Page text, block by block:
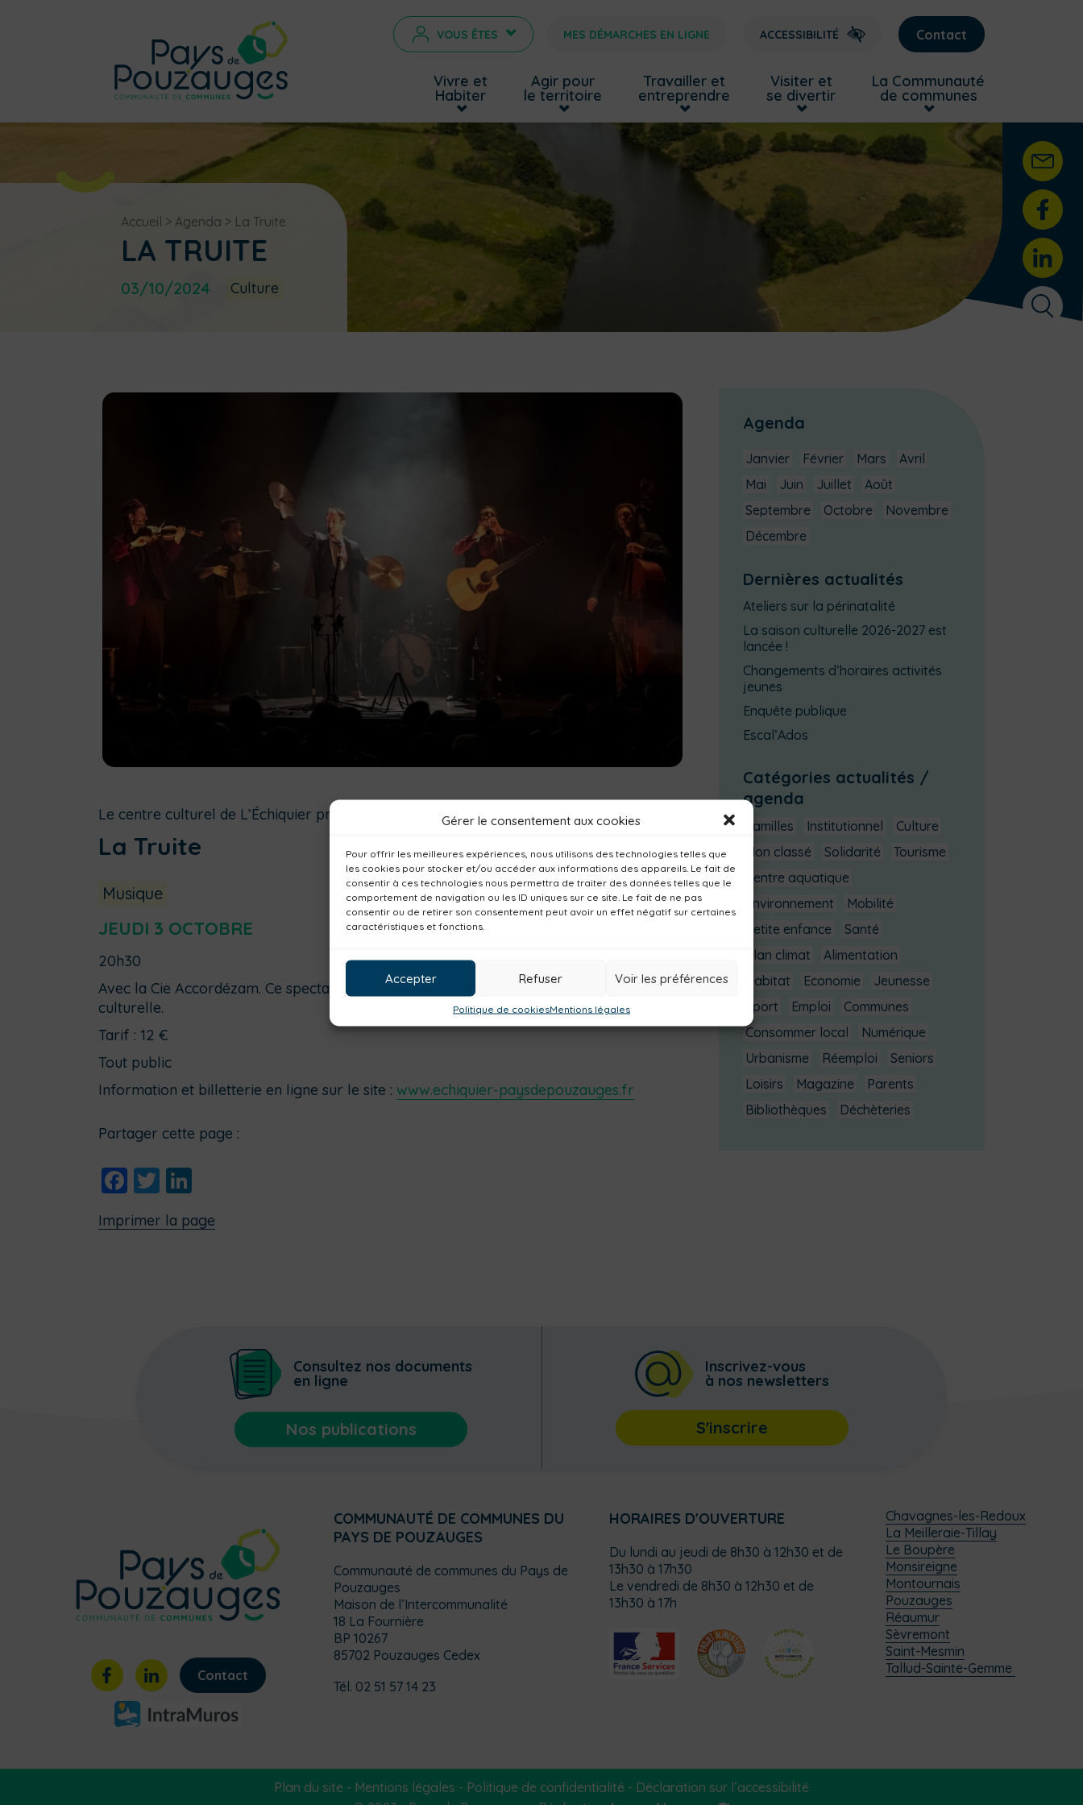
Gérer le consentement aux cookies
Pour offrir les meilleures expériences, nous utilisons des technologies telles que
les cookies pour stocker et/ou accéder aux informations des appareils. Le fait de
consentir à ces technologies nous permettra de traiter des données telles que le
comportement de navigation ou les ID uniques sur ce site. Le fait de ne pas
consentir ou de retirer son consentement peut avoir un effet négatif sur certaines
caractéristiques et fonctions.
Accepter Refuser Voir les préférences
Politique de cookiesMentions légales
VOUS ÊTES > MES DÉMARCHES EN LIGNE ACCESSIBILITÉ Contact
Vivre et
Habiter
Agir pour
le territoire
Travailler et
entreprendre
Visiter et
se divertir
La Communauté
de communes
Accueil > Agenda > La Truite
LA TRUITE
03/10/2024 Culture
Le centre culturel de L’Échiquier présente :
La Truite
Musique
JEUDI 3 OCTOBRE
20h30
Avec la Cie Accordézam. Ce spectacle sera précédé de la présentation de la saison
culturelle.
Tarif : 12 €
Tout public
Information et billetterie en ligne sur le site : www.echiquier-paysdepouzauges.fr
Partager cette page :
Facebook
Twitter
Imprimer la page
Agenda
Janvier Février Mars
Avril
Mai
Juin Juillet
Août
Septembre
Octobre
Novembre
Décembre
Dernières actualités
Ateliers sur la périnatalité
La saison culturelle 2026-2027 est
lancée !
Changements d’horaires activités
jeunes
Enquête publique
Escal’Ados
Catégories actualités /
agenda
Familles Institutionnel
Culture
Non classé
Solidarité
Tourisme
Centre aquatique
Environnement
Mobilité
Petite enfance
Santé
Plan climat
Alimentation
Habitat
Economie
Jeunesse
Sport
Emploi
Communes
Consommer local
Numérique
Urbanisme
Réemploi
Seniors
Loisirs
Magazine
Parents
Bibliothèques
Déchèteries
Consultez nos documents
en ligne
Nos publications
Inscrivez-vous
à nos newsletters
S'inscrire
Contact
COMMUNAUTÉ DE COMMUNES DU
PAYS DE POUZAUGES
Communauté de communes du Pays de
Pouzauges
Maison de l’Intercommunalité
18 La Fournière
BP 10267
85702 Pouzauges Cedex
Tél. 02 51 57 14 23
HORAIRES D'OUVERTURE
Du lundi au jeudi de 8h30 à 12h30 et de
13h30 à 17h30
Le vendredi de 8h30 à 12h30 et de
13h30 à 17h
Chavagnes-les-Redoux
La Meilleraie-Tillay
Le Boupère
Monsireigne
Montournais
Pouzauges
Réaumur
Sèvremont
Saint-Mesmin
Tallud-Sainte-Gemme
Plan du site - Mentions légales - Politique de confidentialité - Déclaration sur l’accessibilité